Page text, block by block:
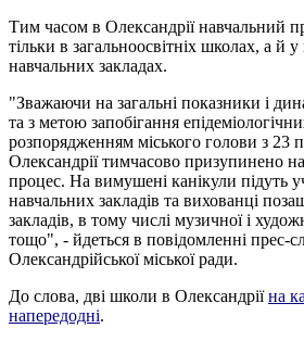
Тим часом в Олександрії навчальний
тільки в загальноосвітніх школах, а й
навчальних закладах.
"Зважаючи на загальні показники і
та з метою запобігання
розпорядженням міського голови з 23
Олександрії тимчасово призупинено
процес. На вимушені канікули підуть
навчальних закладів та вихованці
закладів, в тому числі музичної і
тощо", - йдеться в повідомленні прес-
Олександрійської міської ради.
До слова, дві школи в Олександріїна
напередодні.